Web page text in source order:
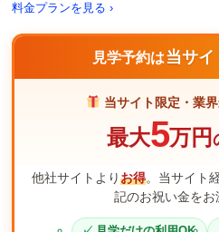
料金プランを見る ›
見学予約は当サ
当サイト限定・業
最大5万円
他社サイトよりお得。当サイト
記のお祝い金をお